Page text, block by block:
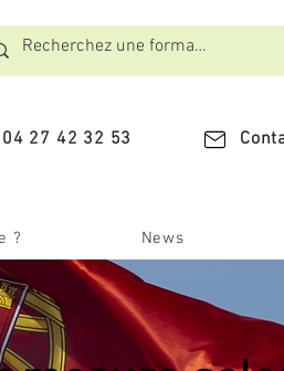
04 27 42 32 53
? News